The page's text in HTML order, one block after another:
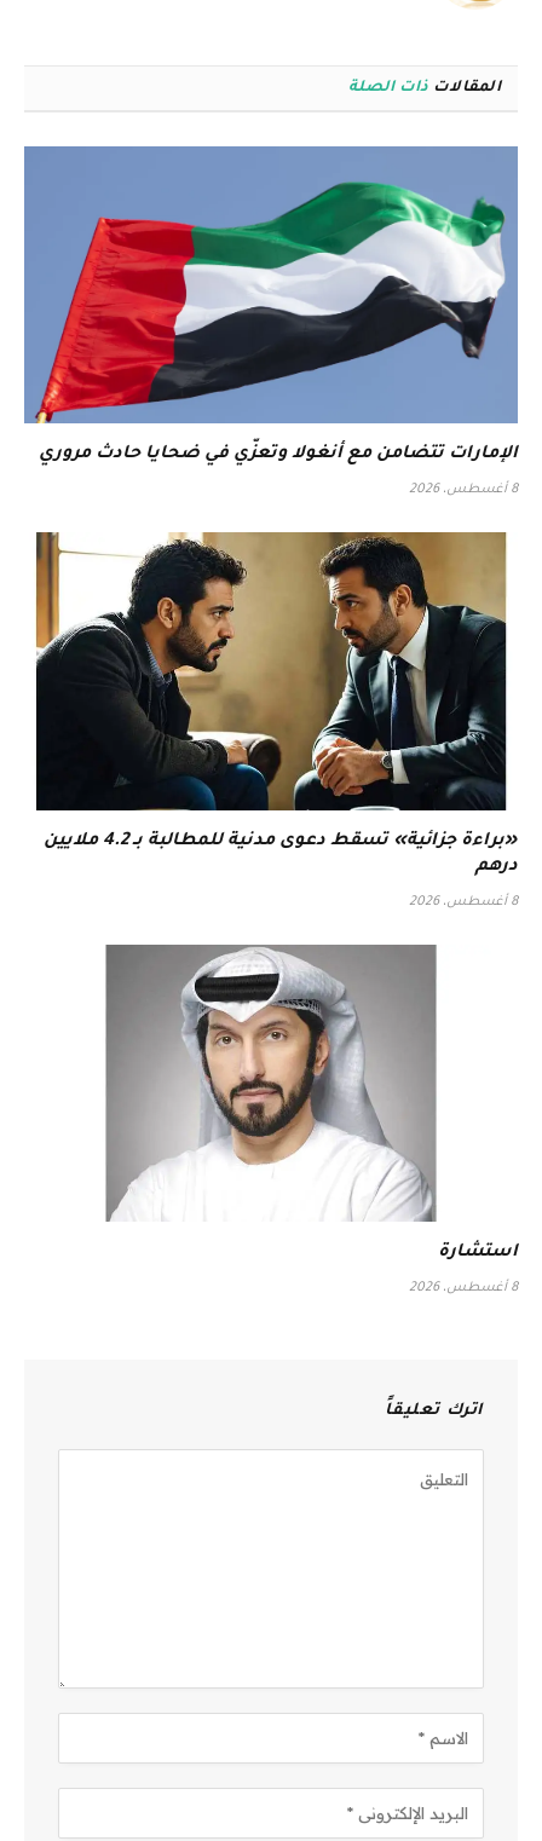
المقالات ذات الصلة
الإمارات تتضامن مع أنغولا وتعزّي في ضحايا حادث مروري
8 أغسطس، 2026
«براءة جزائية» تسقط دعوى مدنية للمطالبة بـ 4.2 ملايين
درهم
8 أغسطس، 2026
استشارة
8 أغسطس، 2026
اترك تعليقاً